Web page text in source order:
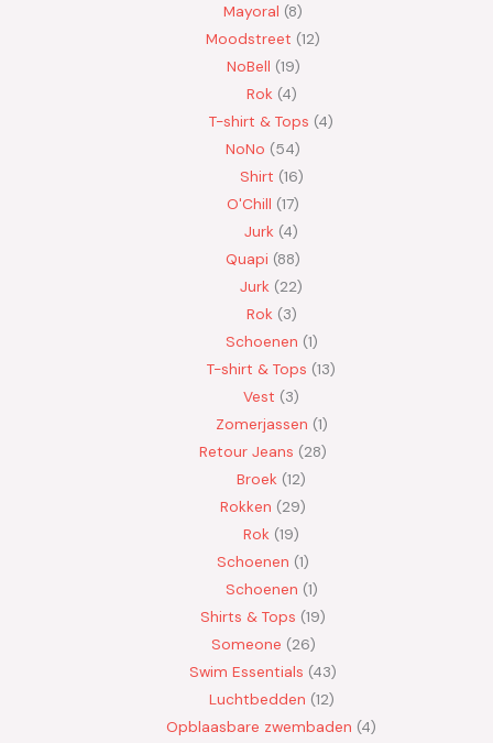
Mayoral 8
Moodstreet 12
NoBell 19
Rok 4
T-shirt & Tops 4
NoNo
54
Shirt 16
O'Chill 17
Jurk 4
Quapi 88
Jurk 22
Rok 3
Schoenen 1
T-shirt & Tops 13
Vest
3
Zomerjassen 1
Retour Jeans
28
Broek 12
Rokken
29
Rok 19
Schoenen 1
Schoenen 1
Shirts & Tops 19
Someone 26
Swim Essentials 43
Luchtbedden 12
Opblaasbare zwembaden 4